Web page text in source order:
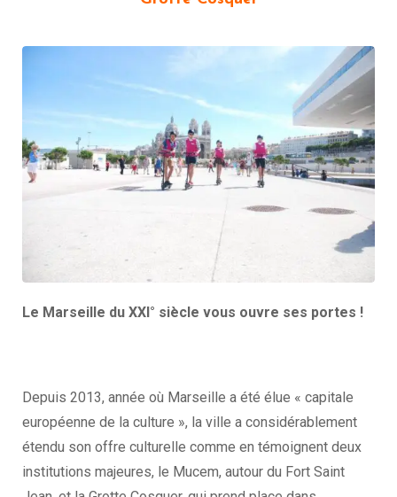
Le Marseille du XXI° siècle vous ouvre ses portes !
Depuis 2013, année où Marseille a été élue « capitale
européenne de la culture », la ville a considérablement
étendu son offre culturelle comme en témoignent deux
institutions majeures, le Mucem, autour du Fort Saint